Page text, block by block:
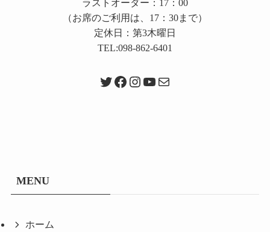
ラストオーダー：17：00
（お席のご利用は、17：30まで）
定休日：第3木曜日
TEL:098-862-6401
Twitter
Facebook
Instagram
YouTube
メール
MENU
ホーム